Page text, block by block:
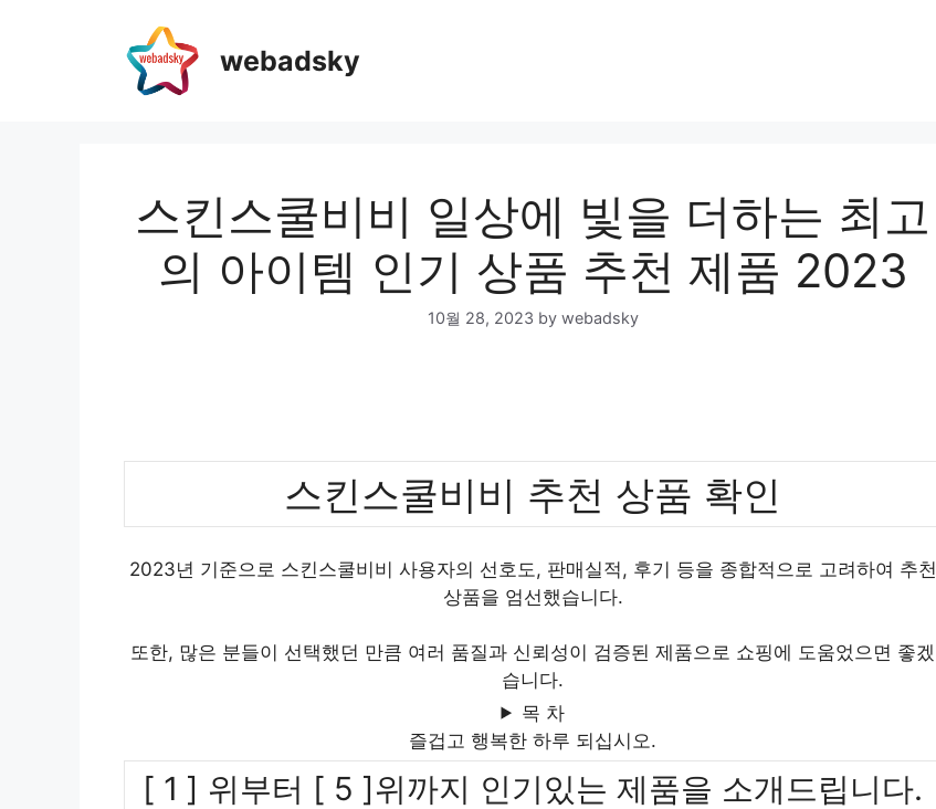
webadsky
스킨스쿨비비 일상에 빛을 더하는 최고
의 아이템 인기 상품 추천 제품 2023
10월 28, 2023 by webadsky
스킨스쿨비비 추천 상품 확인
2023년 기준으로 스킨스쿨비비 사용자의 선호도, 판매실적, 후기 등을 종합적으로 고려하여 추천
상품을 엄선했습니다.
또한, 많은 분들이 선택했던 만큼 여러 품질과 신뢰성이 검증된 제품으로 쇼핑에 도움었으면 좋겠
습니다.
목 차
즐겁고 행복한 하루 되십시오.
[ 1 ] 위부터 [ 5 ]위까지 인기있는 제품을 소개드립니다.